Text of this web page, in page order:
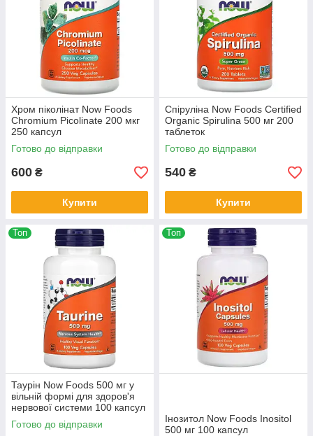
Хром піколінат Now Foods
Chromium Picolinate 200 мкг
250 капсул
Готово до відправки
600 ₴
Купити
Спіруліна Now Foods Сertified
Organic Spirulina 500 мг 200
таблеток
Готово до відправки
540 ₴
Купити
Топ
Таурін Now Foods 500 мг у ​​
вільній формі для здоров'я
нервової системи 100 капсул
Готово до відправки
Топ
Інозитол Now Foods Inositol
500 мг 100 капсул